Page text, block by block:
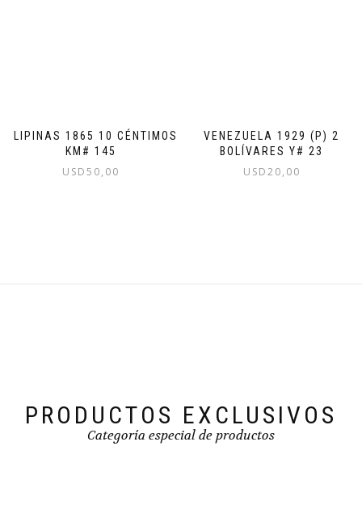
FILIPINAS 1865 10 CÉNTIMOS
KM# 145
USD50,00
VENEZUELA 1929 (P) 2
BOLÍVARES Y# 23
USD20,00
PRODUCTOS EXCLUSIVOS
Categoría especial de productos